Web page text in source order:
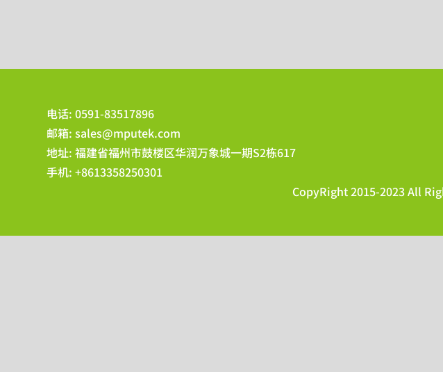
电话: 0591-83517896
邮箱:sales@mputek.com
地址: 福建省福州市鼓楼区华润万象城一期S2栋617
手机: +8613358250301
CopyRight 2015-2023 All